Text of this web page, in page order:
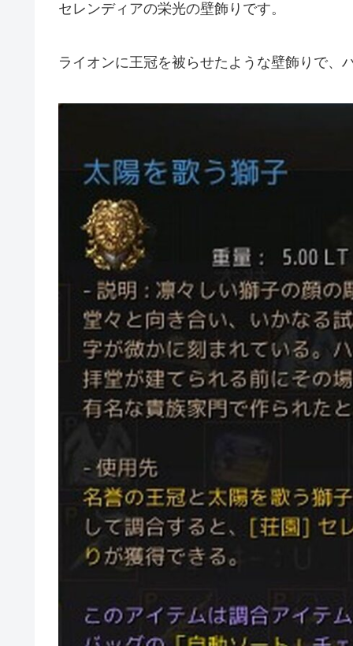
セレンディアの栄光の壁飾りです。
ライオンに王冠を被らせたような壁飾りで、